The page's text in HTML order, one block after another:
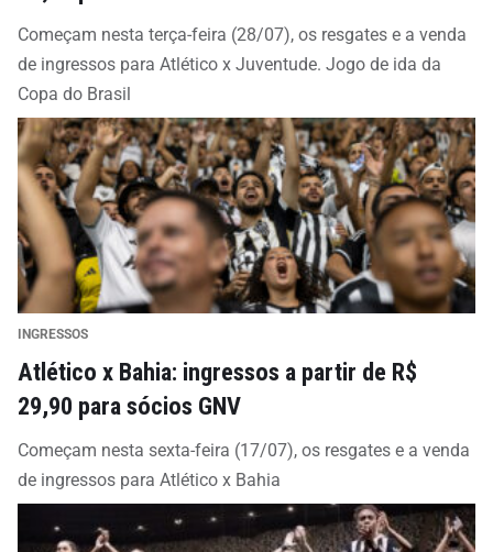
Começam nesta terça-feira (28/07), os resgates e a venda
de ingressos para Atlético x Juventude. Jogo de ida da
Copa do Brasil
INGRESSOS
Atlético x Bahia: ingressos a partir de R$
29,90 para sócios GNV
Começam nesta sexta-feira (17/07), os resgates e a venda
de ingressos para Atlético x Bahia